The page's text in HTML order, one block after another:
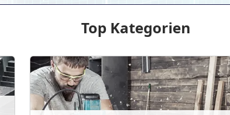
Top Kategorien